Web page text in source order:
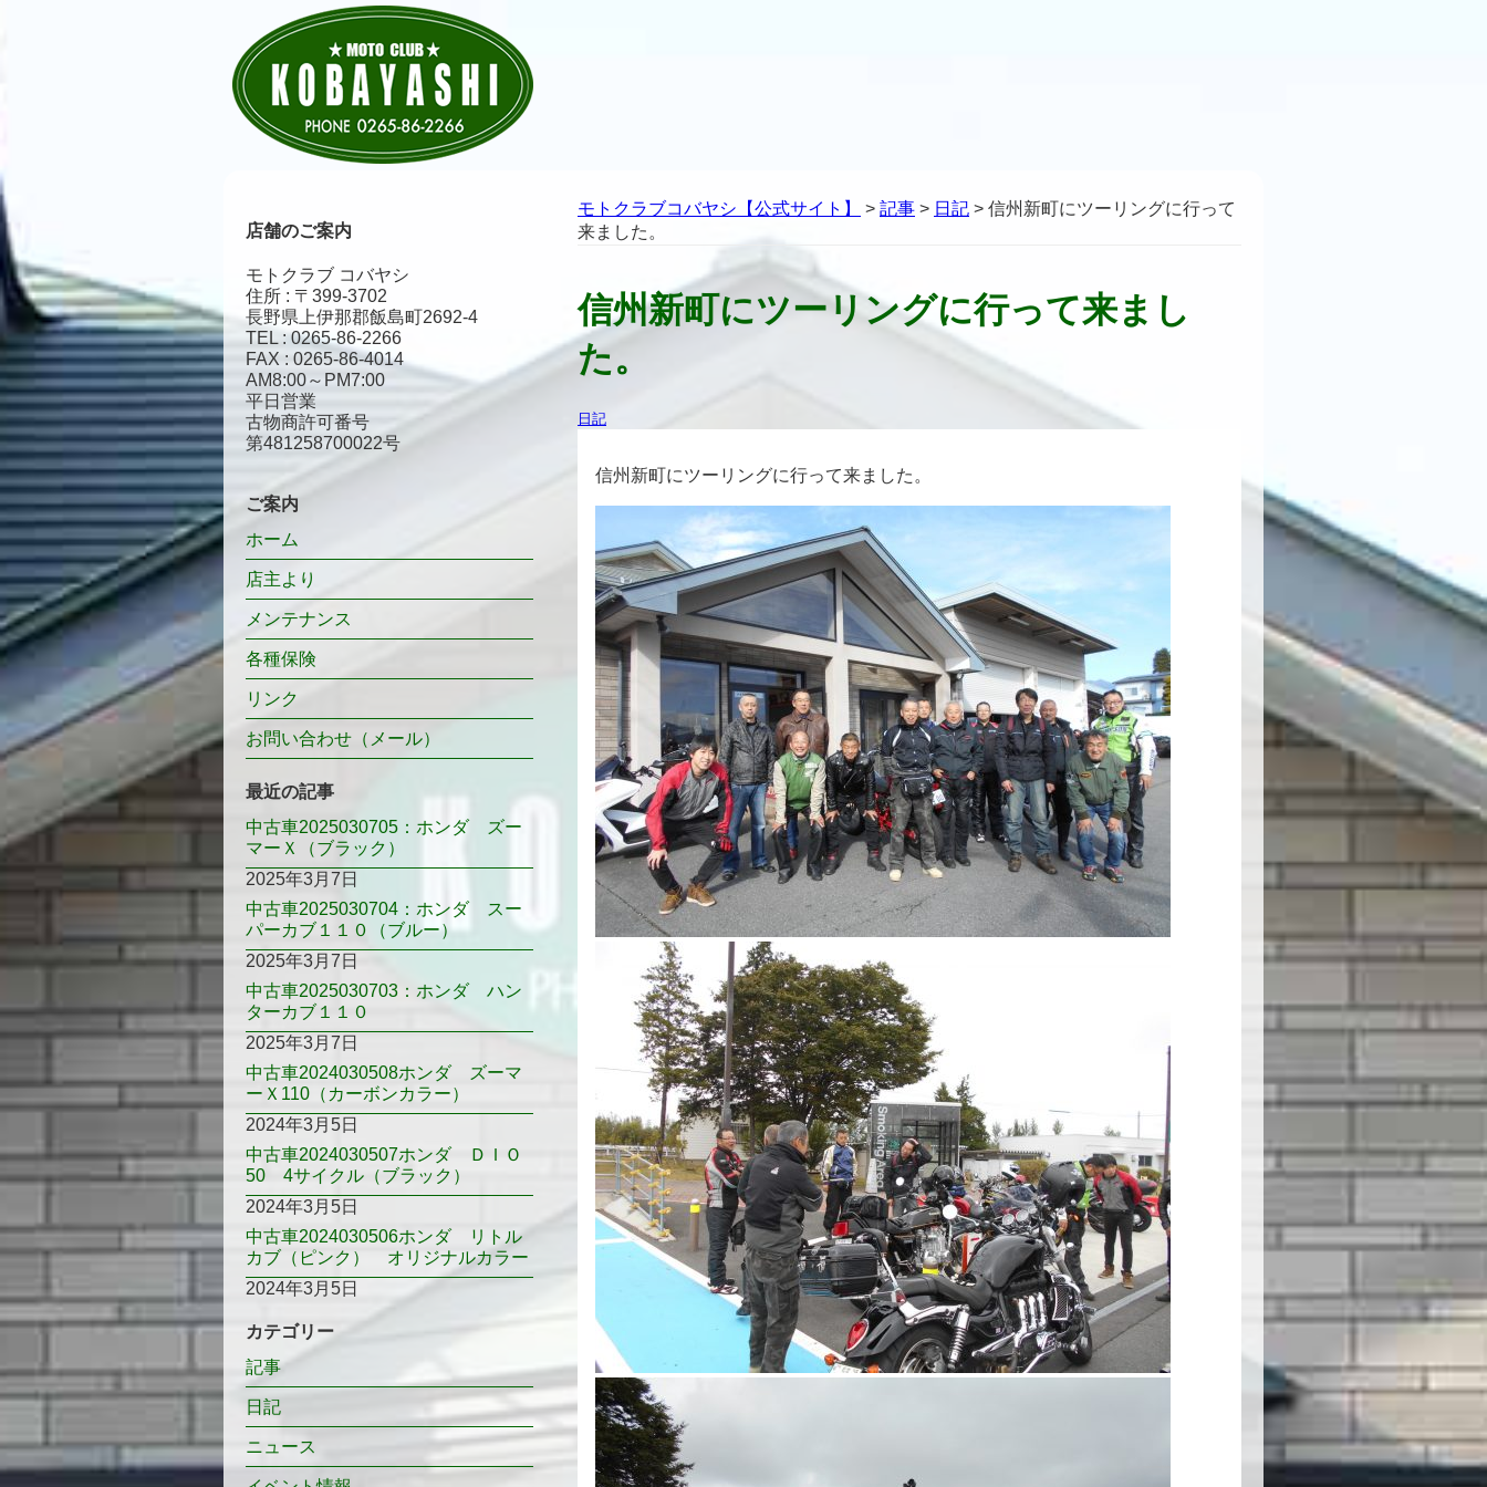
モトクラブコバヤシ【公式サイト】 > 記事 > 日記 > 信州新町にツーリングに行って
来ました。
信州新町にツーリングに行って来まし
た。
日記
信州新町にツーリングに行って来ました。
店舗のご案内
モトクラブ コバヤシ
住所 : 〒399-3702
長野県上伊那郡飯島町2692-4
TEL : 0265-86-2266
FAX : 0265-86-4014
AM8:00～PM7:00
平日営業
古物商許可番号
第481258700022号
ご案内
ホーム
店主より
メンテナンス
各種保険
リンク
お問い合わせ（メール）
最近の記事
中古車2025030705：ホンダ ズー
マーＸ（ブラック）
2025年3月7日
中古車2025030704：ホンダ スー
パーカブ１１０（ブルー）
2025年3月7日
中古車2025030703：ホンダ ハン
ターカブ１１０
2025年3月7日
中古車2024030508ホンダ ズーマ
ーＸ110（カーボンカラー）
2024年3月5日
中古車2024030507ホンダ ＤＩＯ
50 4サイクル（ブラック）
2024年3月5日
中古車2024030506ホンダ リトル
カブ（ピンク） オリジナルカラー
2024年3月5日
カテゴリー
記事
日記
ニュース